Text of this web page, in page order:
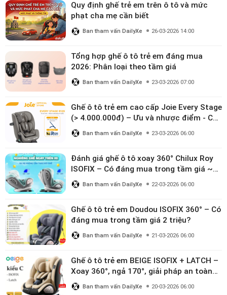
Quy định ghế trẻ em trên ô tô và mức
phạt cha mẹ cần biết
Ban tham vấn DailyXe 26-03-2026 14:00
Tổng hợp ghế ô tô trẻ em đáng mua
2026: Phân loại theo tầm giá
Ban tham vấn DailyXe 23-03-2026 07:00
Ghế ô tô trẻ em cao cấp Joie Every Stage
(> 4.000.000đ) – Ưu và nhược điểm - Có
đáng đầu tư cho bé từ 0–12 tuổi?
Ban tham vấn DailyXe 23-03-2026 06:00
Đánh giá ghế ô tô xoay 360° Chilux Roy
ISOFIX – Có đáng mua trong tầm giá ~3
triệu
Ban tham vấn DailyXe 22-03-2026 06:00
Ghế ô tô trẻ em Doudou ISOFIX 360° – Có
đáng mua trong tầm giá 2 triệu?
Ban tham vấn DailyXe 21-03-2026 06:00
Ghế ô tô trẻ em BEIGE ISOFIX + LATCH –
Xoay 360°, ngả 170°, giải pháp an toàn
linh hoạt cho bé 0–10 tuổi
Ban tham vấn DailyXe 20-03-2026 06:00